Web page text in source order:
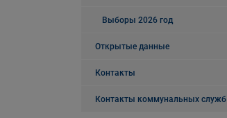
Выборы 2026 год
Открытые данные
Контакты
Контакты коммунальных служб